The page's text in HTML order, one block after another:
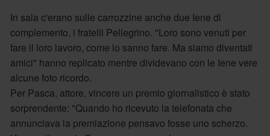
In sala c'erano sulle carrozzine anche due Iene di
complemento, i fratelli Pellegrino. "Loro sono venuti per
fare il loro lavoro, come lo sanno fare. Ma siamo diventati
amici" hanno replicato mentre dividevano con le Iene vere
alcune foto ricordo.
Per Pasca, attore, vincere un premio giornalistico è stato
sorprendente: "Quando ho ricevuto la telefonata che
annunciava la premiazione pensavo fosse uno scherzo.